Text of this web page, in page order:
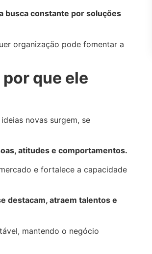
busca constante por soluções
organização pode fomentar a
que ele
novas surgem, se
atitudes e comportamentos.
e fortalece a capacidade
destacam, atraem talentos e
mantendo o negócio